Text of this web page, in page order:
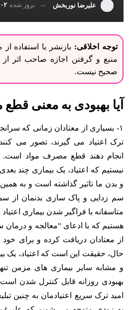
علیرضا نوربخش بروز شده
توجه اخلاقی: بازنشر یا استفاده
منبع و گرفتن اجازه صاحب اثر
صحیح نیست.
آیا بهبودی به معنی
۱- بسیاری از معتادان زمانی که
ترک اعتیاد می گیرند، تصور می
انجام دهند قطع مصرف مواد است.
نیستیم که اعتیاد، یک بیماری چند
و بدن ما تاثیر گذاشته است و به
سم زدایی و پاک سازی بدنمان از
متاسفانه با فراگیر شدن بیماری
هستیم که با ادعای “معالجه و درمان
از معتادان دریافت کرده و برای خود
حال، حقیقت این است که اعتیاد، یک
و مشابه سایر بیماری های مزمن
بهبودی روزانه قابل کنترل شدن
امید ترک سریع اعتیادمان به چنین